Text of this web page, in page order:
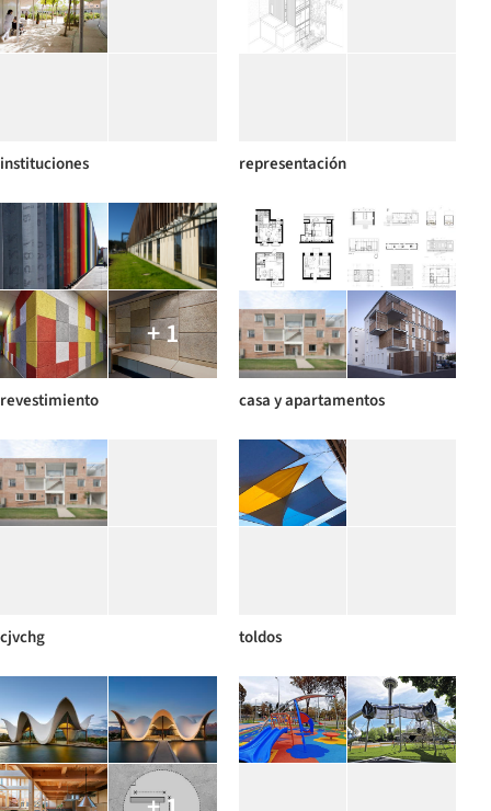
instituciones representación
+ 1
revestimiento casa y apartamentos
cjvchg toldos